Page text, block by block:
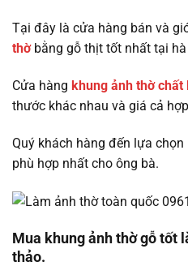
Tại đây là cửa hàng bán và
thờbằng gỗ thịt tốt nhất tại hà
Cửa hàng khung ảnh thờ chất
thước khác nhau và giá cả
Quý khách hàng đến lựa chọn
phù hợp nhất cho ông bà.
Mua khung ảnh thờ gỗ tốt
thảo.